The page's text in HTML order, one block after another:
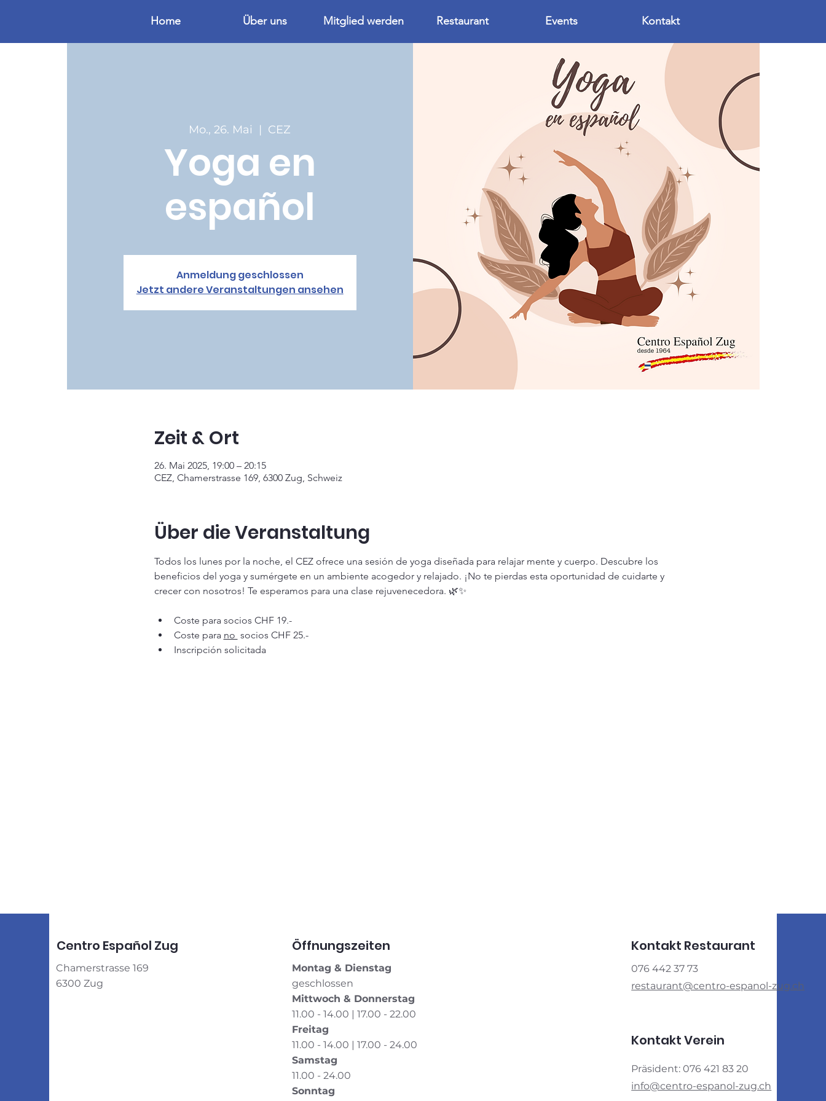
Home Über uns Mitglied werden Restaurant Events Kontakt
Mo., 26. Mai
  |
CEZ
Yoga en
español
Anmeldung geschlossen
Jetzt andere Veranstaltungen ansehen
Zeit & Ort
26. Mai 2025, 19:00 – 20:15
CEZ, Chamerstrasse 169, 6300 Zug, Schweiz
Über die Veranstaltung
Todos los lunes por la noche, el CEZ ofrece una sesión de yoga diseñada para relajar mente y cuerpo. Descubre los
beneficios del yoga y sumérgete en un ambiente acogedor y relajado. ¡No te pierdas esta oportunidad de cuidarte y
crecer con nosotros! Te esperamos para una clase rejuvenecedora. 🌿✨
Coste para socios CHF 19.-
Coste para no socios CHF 25.-
Inscripción solicitada
Centro Español Zug
Chamerstrasse 169
6300 Zug
Öffnungszeiten
Montag & Dienstag
geschlossen
Mittwoch & Donnerstag
11.00 - 14.00 | 17.00 - 22.00
Freitag
11.00 - 14.00 | 17.00 - 24.00
Samstag
11.00 - 24.00
Sonntag
Kontakt Restaurant
076 442 37 73
restaurant@centro-espanol-zug.ch
Kontakt Verein
Präsident: 076 421 83 20
info@centro-espanol-zug.ch